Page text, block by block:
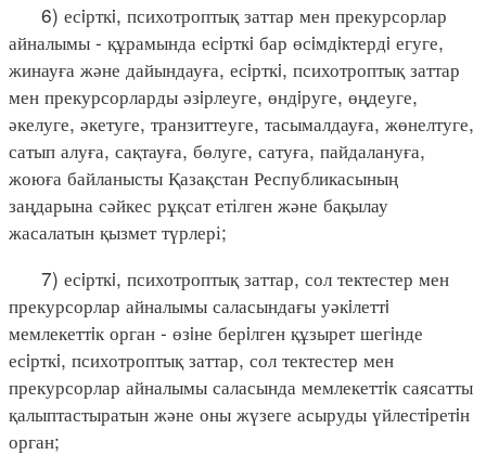
6) есiрткi, психотроптық заттар мен прекурсорлар
айналымы - құрамында есiрткi бар өсiмдiктердi егуге,
жинауға және дайындауға, есiрткi, психотроптық заттар
мен прекурсорларды әзiрлеуге, өндiруге, өңдеуге,
әкелуге, әкетуге, транзиттеуге, тасымалдауға, жөнелтуге,
сатып алуға, сақтауға, бөлуге, сатуға, пайдалануға,
жоюға байланысты Қазақстан Республикасының
заңдарына сәйкес рұқсат етілген және бақылау
жасалатын қызмет түрлері;
7) есiрткi, психотроптық заттар, сол тектестер мен
прекурсорлар айналымы саласындағы уәкiлеттi
мемлекеттiк орган - өзiне берiлген құзырет шегiнде
есiрткi, психотроптық заттар, сол тектестер мен
прекурсорлар айналымы саласында мемлекеттiк саясатты
қалыптастыратын және оны жүзеге асыруды үйлестiретiн
орган;